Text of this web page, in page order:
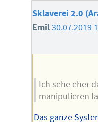
Sklaverei 2.0
Emil30.07.2019
Ich sehe eher
manipulieren
Das ganze